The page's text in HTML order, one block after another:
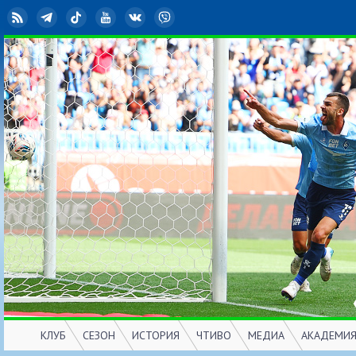
RSS TelegramTikTok YouTubeВКонтакте
КЛУБ
СЕЗОН
ИСТОРИЯ
ЧТИВО
МЕДИА
АКАДЕМИЯ